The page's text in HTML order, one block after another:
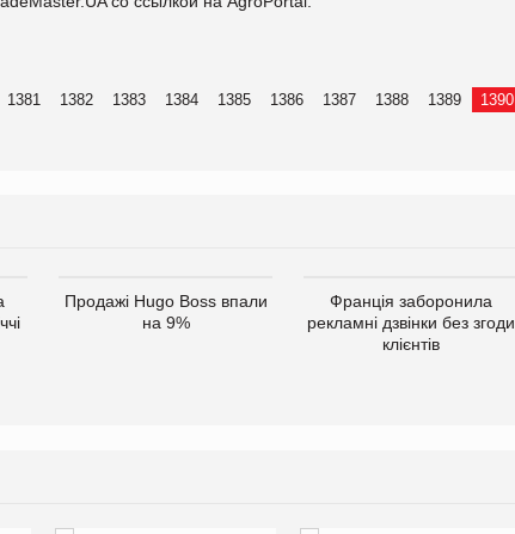
1381 1382 1383 1384 1385 1386 1387 1388 1389 1390
Продажі Hugo Boss впали
на 9%
Франція заборонила
рекламні дзвінки без згоди
клієнтів